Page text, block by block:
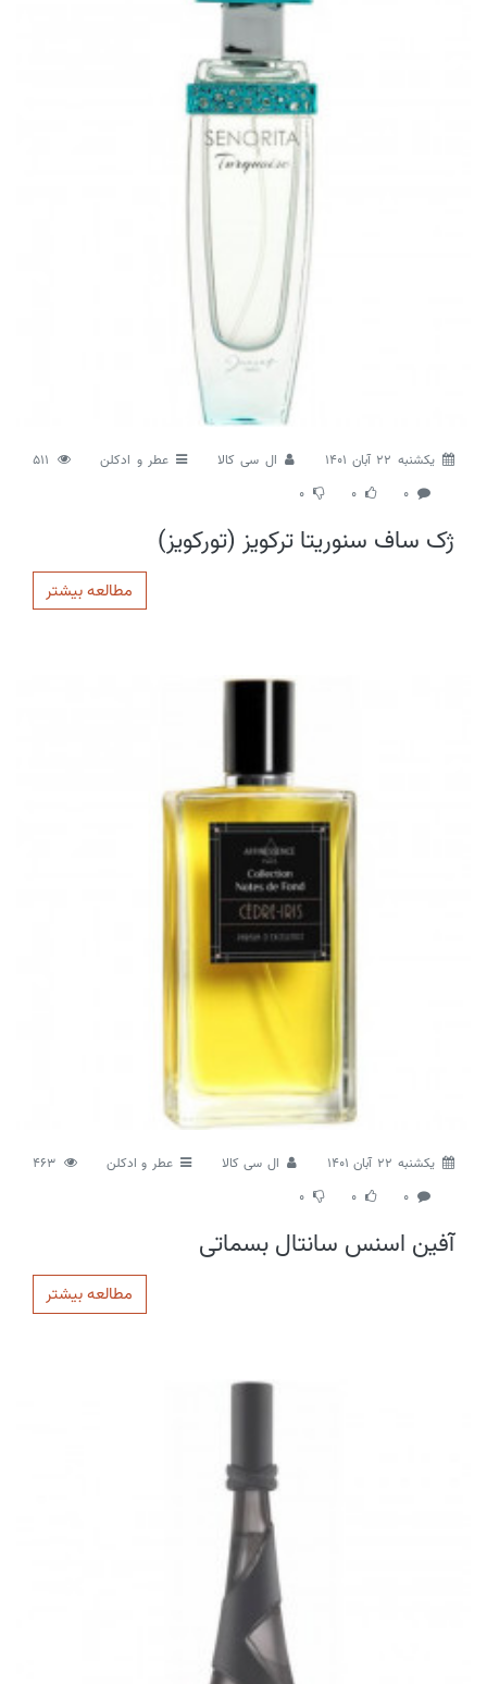
يكشنبه 22 آبان 1401 ال سی کالا عطر و ادکلن
511
0
0
0
ژک ساف سنوریتا ترکویز (تورکویز)
مطالعه بیشتر
يكشنبه 22 آبان 1401 ال سی کالا عطر و ادکلن
463
0
0
0
آفین اسنس سانتال بسماتی
مطالعه بیشتر